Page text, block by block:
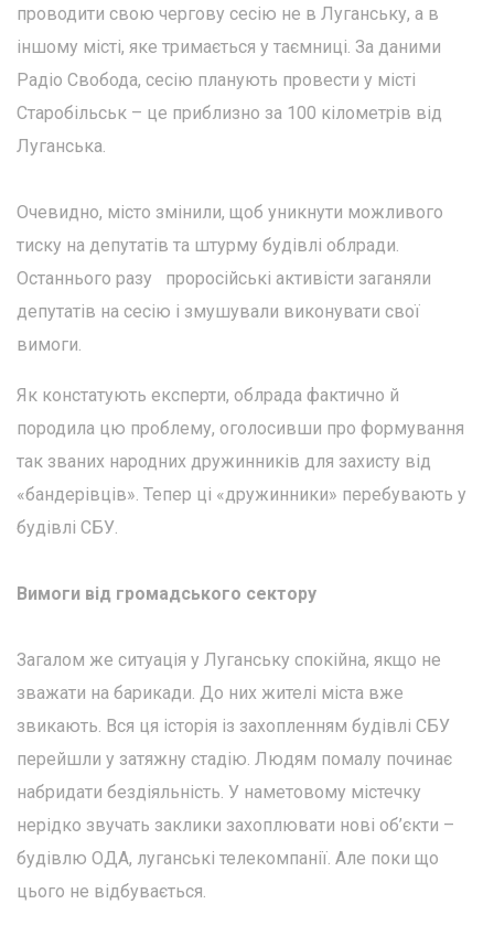
проводити свою чергову сесію не в Луганську, а в
іншому місті, яке тримається у таємниці. За даними
Радіо Свобода, сесію планують провести у місті
Старобільськ – це приблизно за 100 кілометрів від
Луганська.
Очевидно, місто змінили, щоб уникнути можливого
тиску на депутатів та штурму будівлі облради.
Останнього разу проросійські активісти заганяли
депутатів на сесію і змушували виконувати свої
вимоги.
Як констатують експерти, облрада фактично й
породила цю проблему, оголосивши про формування
так званих народних дружинників для захисту від
«бандерівців». Тепер ці «дружинники» перебувають у
будівлі СБУ.
Вимоги від громадського сектору
Загалом же ситуація у Луганську спокійна, якщо не
зважати на барикади. До них жителі міста вже
звикають. Вся ця історія із захопленням будівлі СБУ
перейшли у затяжну стадію. Людям помалу починає
набридати бездіяльність. У наметовому містечку
нерідко звучать заклики захоплювати нові об’єкти –
будівлю ОДА, луганські телекомпанії. Але поки що
цього не відбувається.